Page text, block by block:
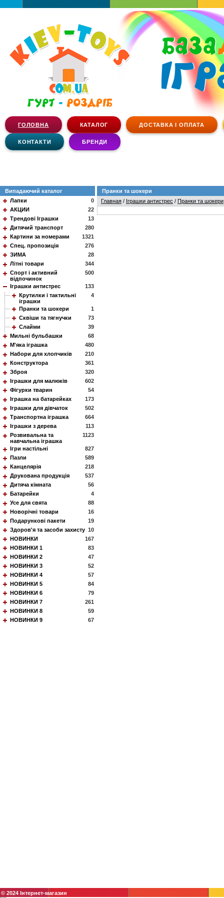
ГОЛОВНА КАТАЛОГ ДОСТАВКА І ОПЛАТА
КОНТАКТИ БРЕНДИ
Випадаючий каталог
0
Лапки
22
АКЦИИ
13
Трендові Іграшки
280
Дитячий транспорт
1321
Картини за номерами
276
Спец. пропозиція
28
ЗИМА
344
Літні товари
500
Спорт і активний
відпочинок
133
Іграшки антистрес
4
Крутилки і тактильні
іграшки
1
Пранки та шокери
73
Сквіши та тягнучки
39
Слайми
68
Мильні бульбашки
480
М'яка іграшка
210
Набори для хлопчиків
361
Конструктора
320
Зброя
602
Іграшки для малюків
54
Фігурки тварин
173
Іграшка на батарейках
502
Іграшки для дівчаток
664
Транспортна іграшка
113
Іграшки з дерева
1123
Розвивальна та
навчальна іграшка
827
Ігри настільні
589
Пазли
218
Канцелярія
537
Друкована продукція
56
Дитяча кімната
4
Батарейки
88
Усе для свята
16
Новорічні товари
19
Подарункові пакети
10
Здоров'я та засоби захисту
167
НОВИНКИ
83
НОВИНКИ 1
47
НОВИНКИ 2
52
НОВИНКИ 3
57
НОВИНКИ 4
84
НОВИНКИ 5
79
НОВИНКИ 6
261
НОВИНКИ 7
59
НОВИНКИ 8
67
НОВИНКИ 9
Пранки та шокери
Главная / Іграшки антистрес / Пранки та шокери
© 2024 Інтернет-магазин